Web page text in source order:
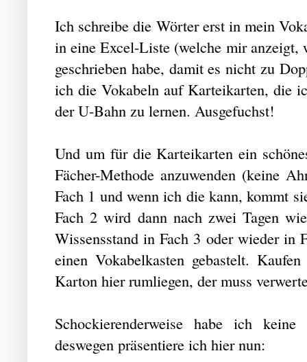
Ich schreibe die Wörter erst in mein
in eine Excel-Liste (welche mir
geschrieben habe, damit es nicht zu
ich die Vokabeln auf Karteikarten, die
der U-Bahn zu lernen. Ausgefuchst!
Und um für die Karteikarten ein
Fächer-Methode anzuwenden (keine
Fach 1 und wenn ich die kann, kommt
Fach 2 wird dann nach zwei Tagen
Wissensstand in Fach 3 oder wieder in
einen Vokabelkasten gebastelt.
Karton hier rumliegen, der muss
Schockierenderweise habe ich
deswegen präsentiere ich hier nun: